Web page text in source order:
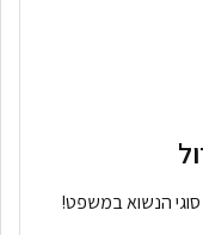
סוגי הנשוא במשפט!